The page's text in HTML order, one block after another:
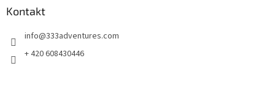
Kontakt
info@333adventures.com
+ 420 608430446